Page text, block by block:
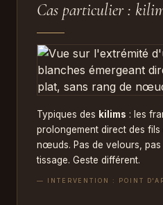
Cas particulier :
Typiques des kilims : les
prolongement direct des
nœuds. Pas de velours,
tissage. Geste différent.
— INTERVENTION : POINT